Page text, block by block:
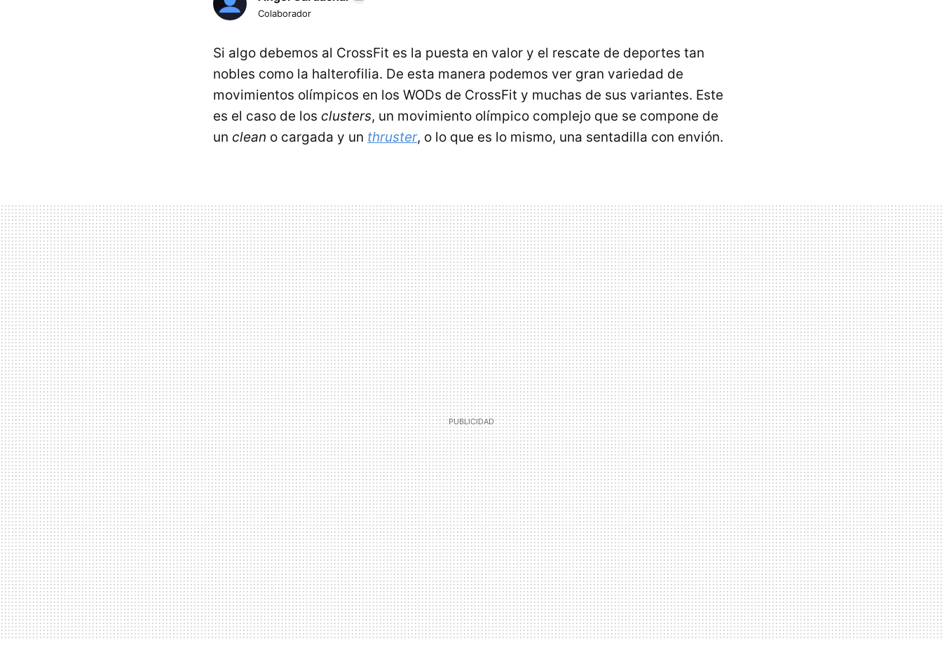
Colaborador
Si algo debemos al CrossFit es la puesta en valor y el rescate de deportes tan
nobles como la halterofilia. De esta manera podemos ver gran variedad de
movimientos olímpicos en los WODs de CrossFit y muchas de sus variantes. Este
es el caso de los clusters, un movimiento olímpico complejo que se compone de
un clean o cargada y un thruster, o lo que es lo mismo, una sentadilla con envión.